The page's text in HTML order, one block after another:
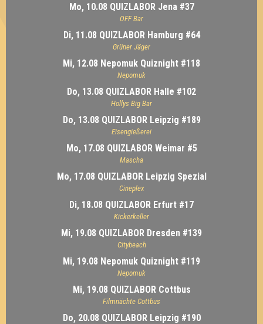
Mo, 10.08 QUIZLABOR Jena #37
OFF Bar
Di, 11.08 QUIZLABOR Hamburg #64
Grüner Jäger
Mi, 12.08 Nepomuk Quiznight #118
Nepomuk
Do, 13.08 QUIZLABOR Halle #102
Hollys Big Bar
Do, 13.08 QUIZLABOR Leipzig #189
Eisengießerei
Mo, 17.08 QUIZLABOR Weimar #5
Mascha
Mo, 17.08 QUIZLABOR Leipzig Spezial
Cineplex
Di, 18.08 QUIZLABOR Erfurt #17
Kickerkeller
Mi, 19.08 QUIZLABOR Dresden #139
Citybeach
Mi, 19.08 Nepomuk Quiznight #119
Nepomuk
Mi, 19.08 QUIZLABOR Cottbus
Filmnächte Cottbus
Do, 20.08 QUIZLABOR Leipzig #190